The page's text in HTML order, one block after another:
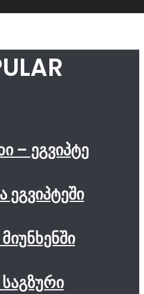
– ეგვიპტე
ეგვიპტეში